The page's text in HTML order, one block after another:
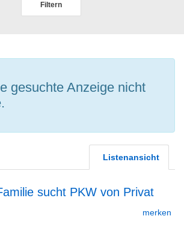
Filtern
gesuchte Anzeige nicht
Listenansicht
sucht PKW von Privat
merken